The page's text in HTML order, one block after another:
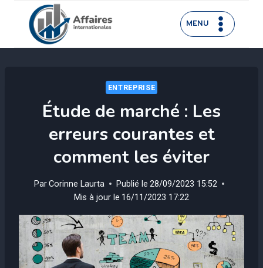
contenu
MENU
ENTREPRISE
Étude de marché : Les
erreurs courantes et
comment les éviter
ParCorinne Laurta Publié le 28/09/2023 15:52
Mis à jour le 16/11/2023 17:22